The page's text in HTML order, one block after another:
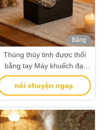
Băng
Thùng thủy tinh được thổi
bằng tay Máy khuếch đại
mùi hương gia đình với bảo
quản hạt gỗ tự nhiên
nói chuyện ngay.